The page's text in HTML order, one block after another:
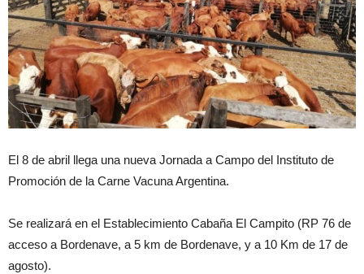
El 8 de abril llega una nueva Jornada a Campo del Instituto de
Promoción de la Carne Vacuna Argentina.
Se realizará en el Establecimiento Cabaña El Campito (RP 76 de
acceso a Bordenave, a 5 km de Bordenave, y a 10 Km de 17 de
agosto).